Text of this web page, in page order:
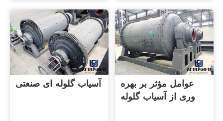
آسیاب گلوله ای صنعتی
عوامل مؤثر بر بهره
وری از آسیاب گلوله